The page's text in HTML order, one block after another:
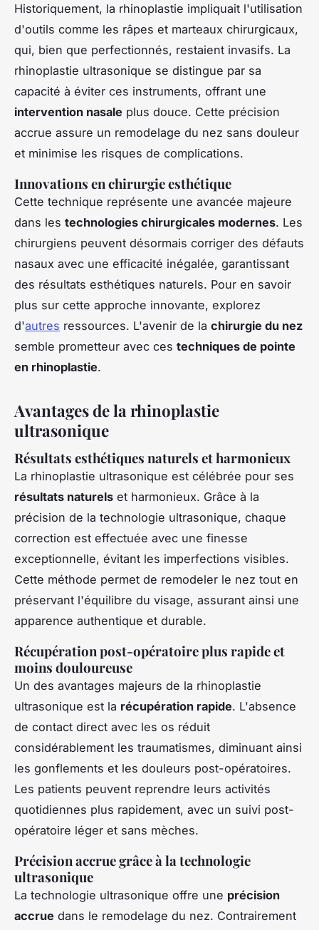
Historiquement, la rhinoplastie impliquait l'utilisation
d'outils comme les râpes et marteaux chirurgicaux,
qui, bien que perfectionnés, restaient invasifs. La
rhinoplastie ultrasonique se distingue par sa
capacité à éviter ces instruments, offrant une
intervention nasale plus douce. Cette précision
accrue assure un remodelage du nez sans douleur
et minimise les risques de complications.
Innovations en chirurgie esthétique
Cette technique représente une avancée majeure
dans les technologies chirurgicales modernes. Les
chirurgiens peuvent désormais corriger des défauts
nasaux avec une efficacité inégalée, garantissant
des résultats esthétiques naturels. Pour en savoir
plus sur cette approche innovante, explorez
d'autres ressources. L'avenir de la chirurgie du nez
semble prometteur avec ces techniques de pointe
en rhinoplastie.
Avantages de la rhinoplastie
ultrasonique
Résultats esthétiques naturels et harmonieux
La rhinoplastie ultrasonique est célébrée pour ses
résultats naturels et harmonieux. Grâce à la
précision de la technologie ultrasonique, chaque
correction est effectuée avec une finesse
exceptionnelle, évitant les imperfections visibles.
Cette méthode permet de remodeler le nez tout en
préservant l'équilibre du visage, assurant ainsi une
apparence authentique et durable.
Récupération post-opératoire plus rapide et
moins douloureuse
Un des avantages majeurs de la rhinoplastie
ultrasonique est la récupération rapide. L'absence
de contact direct avec les os réduit
considérablement les traumatismes, diminuant ainsi
les gonflements et les douleurs post-opératoires.
Les patients peuvent reprendre leurs activités
quotidiennes plus rapidement, avec un suivi post-
opératoire léger et sans mèches.
Précision accrue grâce à la technologie
ultrasonique
La technologie ultrasonique offre une précision
accrue dans le remodelage du nez. Contrairement